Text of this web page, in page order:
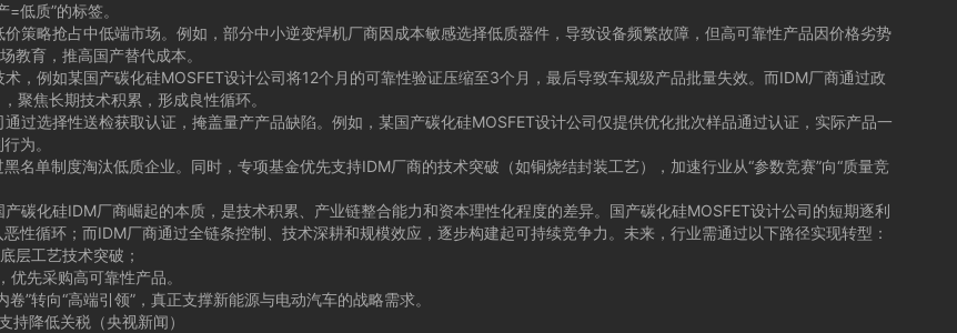
低质”的标签。
略抢占中低端市场。例如，部分中小逆变焊机厂商因成本敏感选择低质器件，导致设备频繁故障，但高可靠性产品因价格劣势
教育，推高国产替代成本。
例如某国产碳化硅MOSFET设计公司将12个月的可靠性验证压缩至3个月，最后导致车规级产品批量失效。而IDM厂商通过政
聚焦长期技术积累，形成良性循环。
选择性送检获取认证，掩盖量产产品缺陷。例如，某国产碳化硅MOSFET设计公司仅提供优化批次样品通过认证，实际产品一
为。
单制度淘汰低质企业。同时，专项基金优先支持IDM厂商的技术突破（如铜烧结封装工艺），加速行业从“参数竞赛”向“质量竞
化硅IDM厂商崛起的本质，是技术积累、产业链整合能力和资本理性化程度的差异。国产碳化硅MOSFET设计公司的短期逐利
性循环；而IDM厂商通过全链条控制、技术深耕和规模效应，逐步构建起可持续竞争力。未来，行业需通过以下路径实现转型：
工艺技术突破；
先采购高可靠性产品。
转向“高端引领”，真正支撑新能源与电动汽车的战略需求。
降低关税（央视新闻）